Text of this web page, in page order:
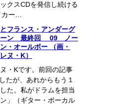
クスCDを発信し続ける
ー…
フランス・アンダーグ
ーン 最終回 09 ノー
・オールボー （画・
ヌ・K）
・Kです。前回の記事
たが、あれからもう１
た。私がドラムを担当
」（ギター・ボーカル